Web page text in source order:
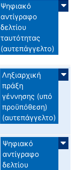
Ψηφιακό
αντίγραφο
δελτίου
ταυτότητας
(αυτεπάγγελτο)
Ληξιαρχική
πράξη
γέννησης (υπό
προϋπόθεση)
(αυτεπάγγελτο)
Ψηφιακό
αντίγραφο
δελτίου